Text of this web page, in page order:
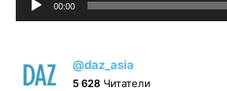
00:00
@daz_asia
5 628 Читатели